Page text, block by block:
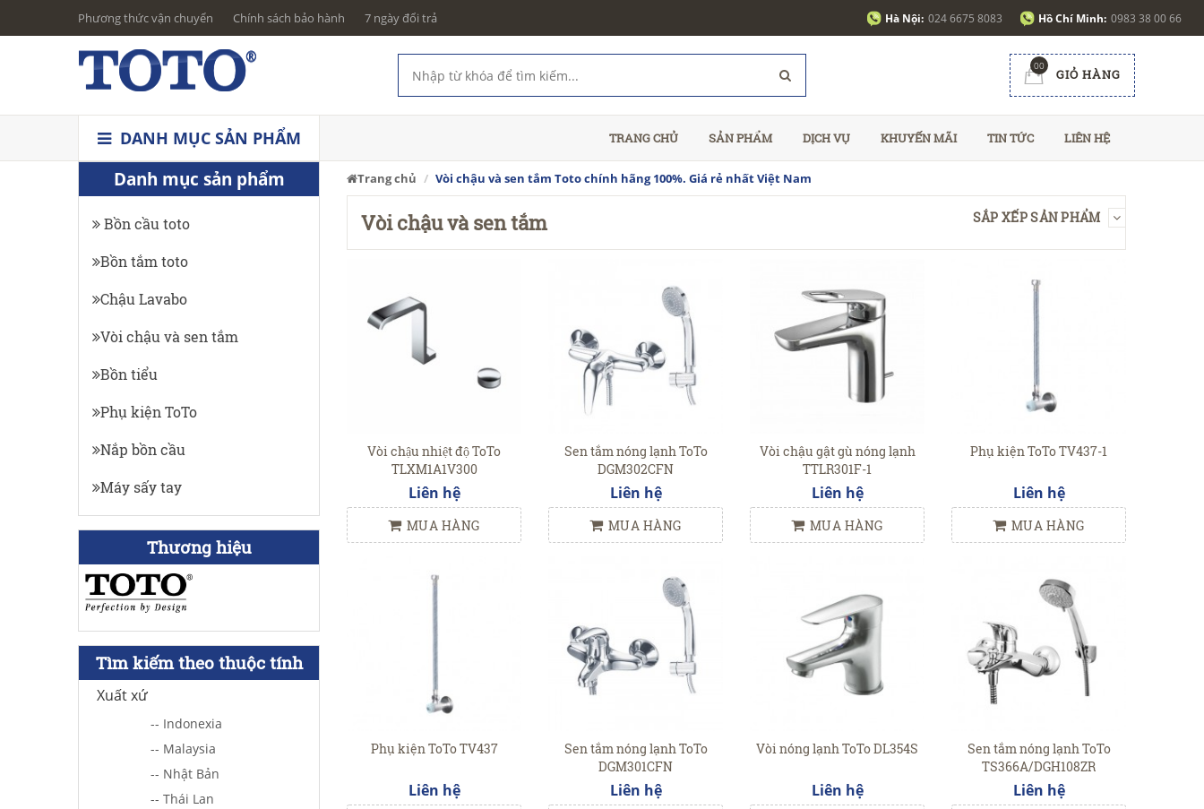
Phương thức vận chuyển Chính sách bảo hành 7 ngày đổi trả Hà Nội: 024 6675 8083 Hồ Chí Minh: 0983 38 00 66
00
GIỎ HÀNG
DANH MỤC SẢN PHẨM TRANG CHỦ SẢN PHẨM DỊCH VỤ KHUYẾN MÃI TIN TỨC LIÊN HỆ
Danh mục sản phẩm
Bồn cầu toto
Bồn tắm toto
Chậu Lavabo
Vòi chậu và sen tắm
Bồn tiểu
Phụ kiện ToTo
Nắp bồn cầu
Máy sấy tay
Thương hiệu
Tìm kiếm theo thuộc tính
Xuất xứ
-- Indonexia
-- Malaysia
-- Nhật Bản
-- Thái Lan
Trang chủ Vòi chậu và sen tắm Toto chính hãng 100%. Giá rẻ nhất Việt Nam
Vòi chậu và sen tắm SẮP XẾP SẢN PHẨM
Vòi chậu nhiệt độ ToTo
TLXM1A1V300
Liên hệ
MUA HÀNG
Sen tắm nóng lạnh ToTo
DGM302CFN
Liên hệ
MUA HÀNG
Vòi chậu gật gù nóng lạnh
TTLR301F-1
Liên hệ
MUA HÀNG
Phụ kiện ToTo TV437-1
Liên hệ
MUA HÀNG
Phụ kiện ToTo TV437
Liên hệ
Sen tắm nóng lạnh ToTo
DGM301CFN
Liên hệ
Vòi nóng lạnh ToTo DL354S
Liên hệ
Sen tắm nóng lạnh ToTo
TS366A/DGH108ZR
Liên hệ